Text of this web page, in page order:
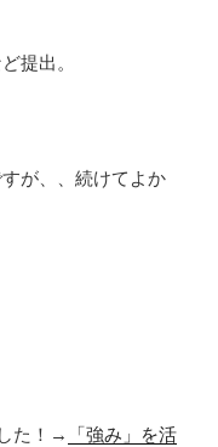
提出。
が、、続けてよか
た！→
「強み」を活